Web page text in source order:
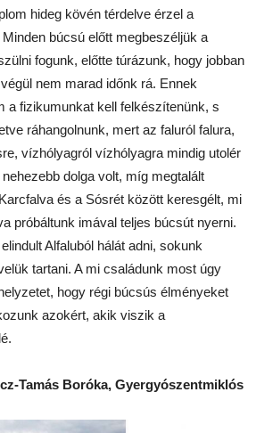
hideg kövén térdelve érzel a
búcsú előtt megbeszéljük a
fogunk, előtte túrázunk, hogy jobban
nem marad időnk rá. Ennek
a fizikumunkat kell felkészítenünk, s
ráhangolnunk, mert az faluról falura,
vízhólyagról vízhólyagra mindig utolér
dolga volt, míg megtalált
és a Sósrét között keresgélt, mi
próbáltunk imával teljes búcsút nyerni.
Alfaluból hálát adni, sokunk
tartani. A mi családunk most úgy
hogy régi búcsús élményeket
azokért, akik viszik a
Tamás Boróka, Gyergyószentmiklós